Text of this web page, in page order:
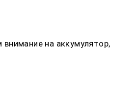
на аккумулятор,